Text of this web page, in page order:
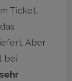
Ticket,
Aber
bei